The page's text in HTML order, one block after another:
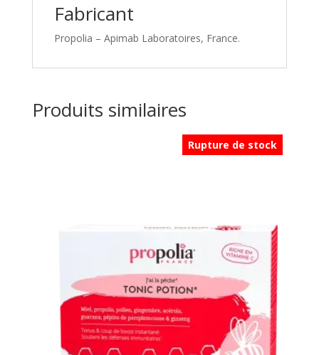
Fabricant
Propolia – Apimab Laboratoires, France.
Produits similaires
Rupture de stock